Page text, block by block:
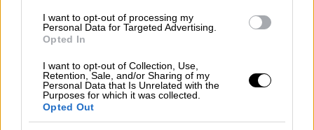
I want to opt-out of processing my
Personal Data for Targeted Advertising.
Opted In
I want to opt-out of Collection, Use,
Retention, Sale, and/or Sharing of my
Personal Data that Is Unrelated with the
Purposes for which it was collected.
Opted Out
[ήταν] μοναδικός, ένας και μοναδικός»
τόνισε.
Ο ιδρυτής τηςΛεωφόρου της Δόξας της
Μουσικής,Λι Μπένετ τόνισε ότι μετά την
πανδημία και άλλες καθυστερήσεις άρχισαν